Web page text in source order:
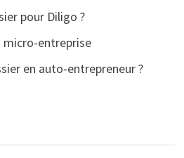
pour Diligo ?
entreprise
en auto-entrepreneur ?